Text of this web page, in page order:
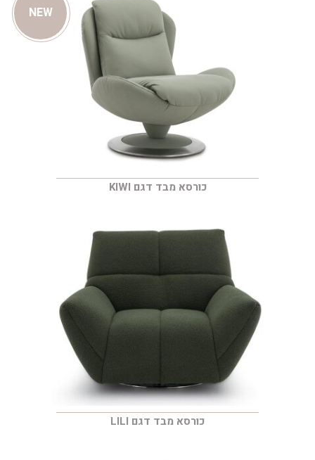
NEW
כורסא מבד דגם KIWI
כורסא מבד דגם LILI